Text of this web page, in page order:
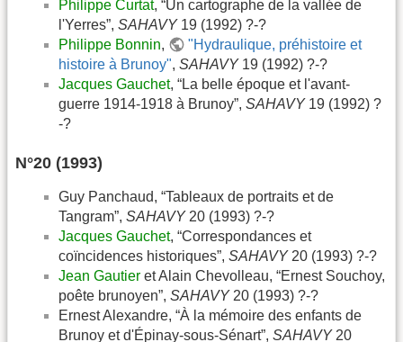
Philippe Curtat, “Un cartographe de la vallée de
l'Yerres”, SAHAVY19 (1992) ?-?
Philippe Bonnin,
"Hydraulique, préhistoire et
histoire à Brunoy", SAHAVY19 (1992) ?-?
Jacques Gauchet, “La belle époque et l'avant-
guerre 1914-1918 à Brunoy”, SAHAVY19 (1992) ?
-?
N°20 (1993)
Guy Panchaud, “Tableaux de portraits et de
Tangram”, SAHAVY20 (1993) ?-?
Jacques Gauchet, “Correspondances et
coïncidences historiques”, SAHAVY20 (1993) ?-?
Jean Gautier et Alain Chevolleau, “Ernest Souchoy,
poête brunoyen”, SAHAVY20 (1993) ?-?
Ernest Alexandre, “À la mémoire des enfants de
Brunoy et d'Épinay-sous-Sénart”, SAHAVY20